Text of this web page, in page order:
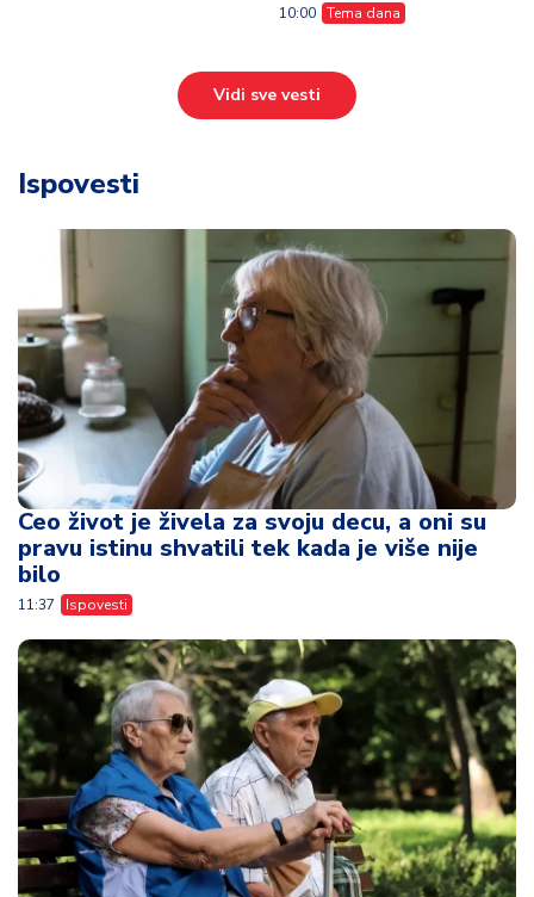
10:00 Tema dana
Vidi sve vesti
Ispovesti
Ceo život je živela za svoju decu, a oni su
pravu istinu shvatili tek kada je više nije
bilo
11:37 Ispovesti